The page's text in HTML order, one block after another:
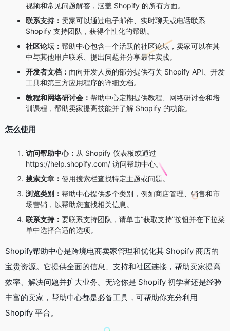
视频和常见问题解答，涵盖 Shopify 的所有方面。
联系支持： 卖家可以通过电子邮件、实时聊天或电话联系
Shopify 支持团队，获得个性化的帮助。
社区论坛： 帮助中心包含一个活跃的社区论坛，卖家可以在其
中与其他用户联系、提出问题并分享最佳实践。
开发者文档： 面向开发人员的部分提供有关 Shopify API、开发
工具和第三方应用程序的详细文档。
教程和网络研讨会： 帮助中心定期提供教程、网络研讨会和培
训课程，帮助卖家提高技能并了解 Shopify 的功能。
怎么使用
访问帮助中心： 从 Shopify 仪表板或通过
https://help.shopify.com/ 访问帮助中心。
搜索文章： 使用搜索栏查找特定主题或问题。
浏览类别： 帮助中心提供多个类别，例如商店管理、销售和市
场营销，以帮助您查找相关信息。
联系支持： 要联系支持团队，请单击“获取支持”按钮并在下拉菜
单中选择合适的选项。
Shopify帮助中心是跨境电商卖家管理和优化其 Shopify 商店的
宝贵资源。它提供全面的信息、支持和社区连接，帮助卖家提高
效率、解决问题并扩大业务。无论你是 Shopify 初学者还是经验
丰富的卖家，帮助中心都是必备工具，可帮助你充分利用
Shopify 平台。